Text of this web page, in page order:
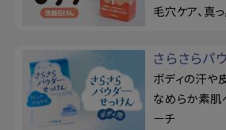
毛穴ケア、真
さらさらパ
ボディの汗や
なめらか素肌
ーチ